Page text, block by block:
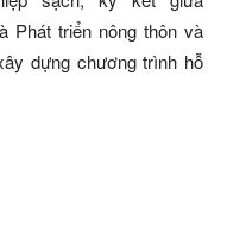
Phát triển nông thôn và
dựng chương trình hỗ